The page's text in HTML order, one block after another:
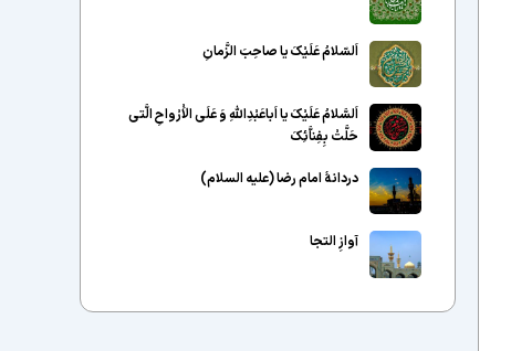
اَلسّلامُ عَلَیْکَ یا صاحِبَ الزَّمانِ
اَلسَّلامُ عَلَیْکَ یا اَباعَبْدِاللَّهِ وَ عَلَى الاَْرْواحِ الَّتى
حَلَّتْ بِفِناَّئِکَ
دردانهٔ امام رضا (علیه السلام)
آوازِ التجا